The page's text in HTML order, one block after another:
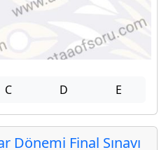
C D E
Dönemi Final Sınavı